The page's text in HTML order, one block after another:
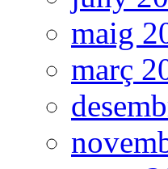
maig
març